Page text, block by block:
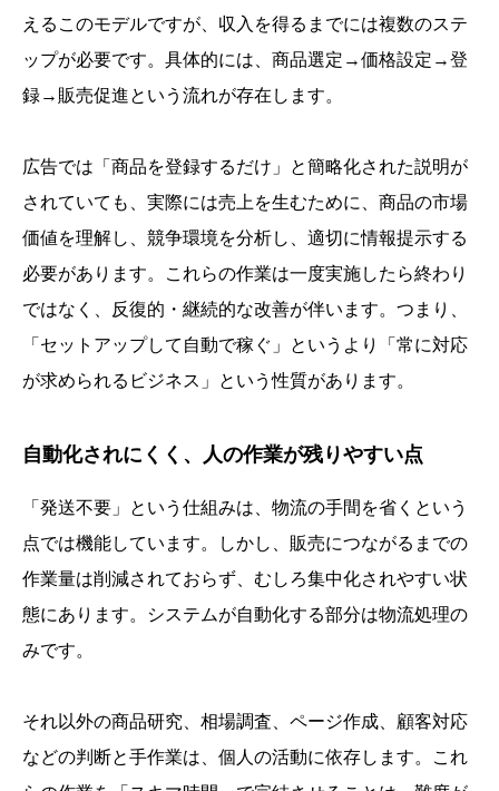
えるこのモデルですが、収入を得るまでには複数のステ
ップが必要です。具体的には、商品選定→価格設定→登
録→販売促進という流れが存在します。
広告では「商品を登録するだけ」と簡略化された説明が
されていても、実際には売上を生むために、商品の市場
価値を理解し、競争環境を分析し、適切に情報提示する
必要があります。これらの作業は一度実施したら終わり
ではなく、反復的・継続的な改善が伴います。つまり、
「セットアップして自動で稼ぐ」というより「常に対応
が求められるビジネス」という性質があります。
自動化されにくく、人の作業が残りやすい点
「発送不要」という仕組みは、物流の手間を省くという
点では機能しています。しかし、販売につながるまでの
作業量は削減されておらず、むしろ集中化されやすい状
態にあります。システムが自動化する部分は物流処理の
みです。
それ以外の商品研究、相場調査、ページ作成、顧客対応
などの判断と手作業は、個人の活動に依存します。これ